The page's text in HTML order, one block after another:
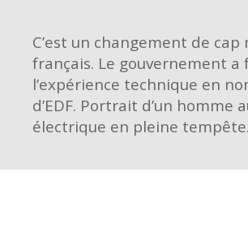
C’est un changement de
français. Le gouvernement
l’expérience technique en
d’EDF. Portrait d’un homme
électrique en pleine tempête.